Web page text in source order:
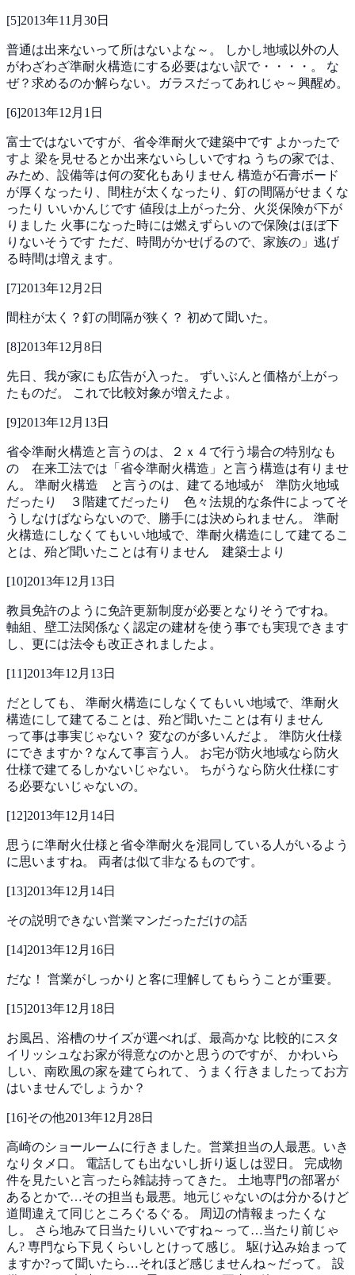
[5]2013年11月30日
普通は出来ないって所はないよな～。
しかし地域以外の人
がわざわざ準耐火構造にする必要はない訳で・・・・。 な
ぜ？求めるのか解らない。ガラスだってあれじゃ～興醒め。
[6]2013年12月1日
富士ではないですが、省令準耐火で建築中です よかったで
すよ 梁を見せるとか出来ないらしいですね うちの家では、
みため、設備等は何の変化もありません 構造が石膏ボード
が厚くなったり、間柱が太くなったり、釘の間隔がせまくな
ったり いいかんじです 値段は上がった分、火災保険が下が
りました 火事になった時には燃えずらいので保険はほぼ下
りないそうです ただ、時間がかせげるので、家族の」逃げ
る時間は増えます。
[7]2013年12月2日
間柱が太く？釘の間隔が狭く？ 初めて聞いた。
[8]2013年12月8日
先日、我が家にも広告が入った。 ずいぶんと価格が上がっ
たものだ。
これで比較対象が増えたよ。
[9]2013年12月13日
省令準耐火構造と言うのは、２ｘ４で行う場合の特別なも
の 在来工法では「省令準耐火構造」と言う構造は有りませ
ん。 準耐火構造 と言うのは、建てる地域が 準防火地域
だったり ３階建てだったり 色々法規的な条件によってそ
うしなけばならないので、勝手には決められません。 準耐
火構造にしなくてもいい地域で、準耐火構造にして建てるこ
とは、殆ど聞いたことは有りません 建築士より
[10]2013年12月13日
教員免許のように免許更新制度が必要となりそうですね。
軸組、壁工法関係なく認定の建材を使う事でも実現できます
し、更には法令も改正されましたよ。
[11]2013年12月13日
だとしても、 準耐火構造にしなくてもいい地域で、準耐火
構造にして建てることは、殆ど聞いたことは有りません
って事は事実じゃない？ 変なのが多いんだよ。 準防火仕様
にできますか？なんて事言う人。 お宅が防火地域なら防火
仕様で建てるしかないじゃない。 ちがうなら防火仕様にす
る必要ないじゃないの。
[12]2013年12月14日
思うに準耐火仕様と省令準耐火を混同している人がいるよう
に思いますね。 両者は似て非なるものです。
[13]2013年12月14日
その説明できない営業マンだっただけの話
[14]2013年12月16日
だな！ 営業がしっかりと客に理解してもらうことが重要。
[15]2013年12月18日
お風呂、浴槽のサイズが選べれば、最高かな 比較的にスタ
イリッシュなお家が得意なのかと思うのですが、 かわいら
しい、南欧風の家を建てられて、うまく行きましたってお方
はいませんでしょうか？
[16]その他2013年12月28日
高崎のショールームに行きました。営業担当の人最悪。いき
なりタメ口。 電話しても出ないし折り返しは翌日。 完成物
件を見たいと言ったら雑誌持ってきた。 土地専門の部署が
あるとかで…その担当も最悪。地元じゃないのは分かるけど
道間違えて同じところぐるぐる。
周辺の情報まったくな
し。
さら地みて日当たりいいですね～って…当たり前じゃ
ん? 専門なら下見くらいしとけって感じ。 駆け込み始まって
ますか?って聞いたら…それほど感じませんね～だって。 設